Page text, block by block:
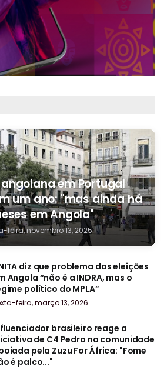
em Portugal
um ano: "mas ainda há
em Angola"
feira, novembro 13, 2025
diz que problema das eleições
Angola “não é a INDRA, mas o
político do MPLA”
feira, março 13, 2026
brasileiro reage a
de C4 Pedro na comunidade
pela Zuzu For África: "Fome
é palco..."